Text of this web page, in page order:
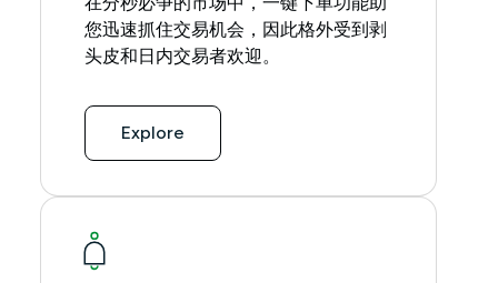
您迅速抓住交易机会，因此格外受到剥
头皮和日内交易者欢迎。
Explore